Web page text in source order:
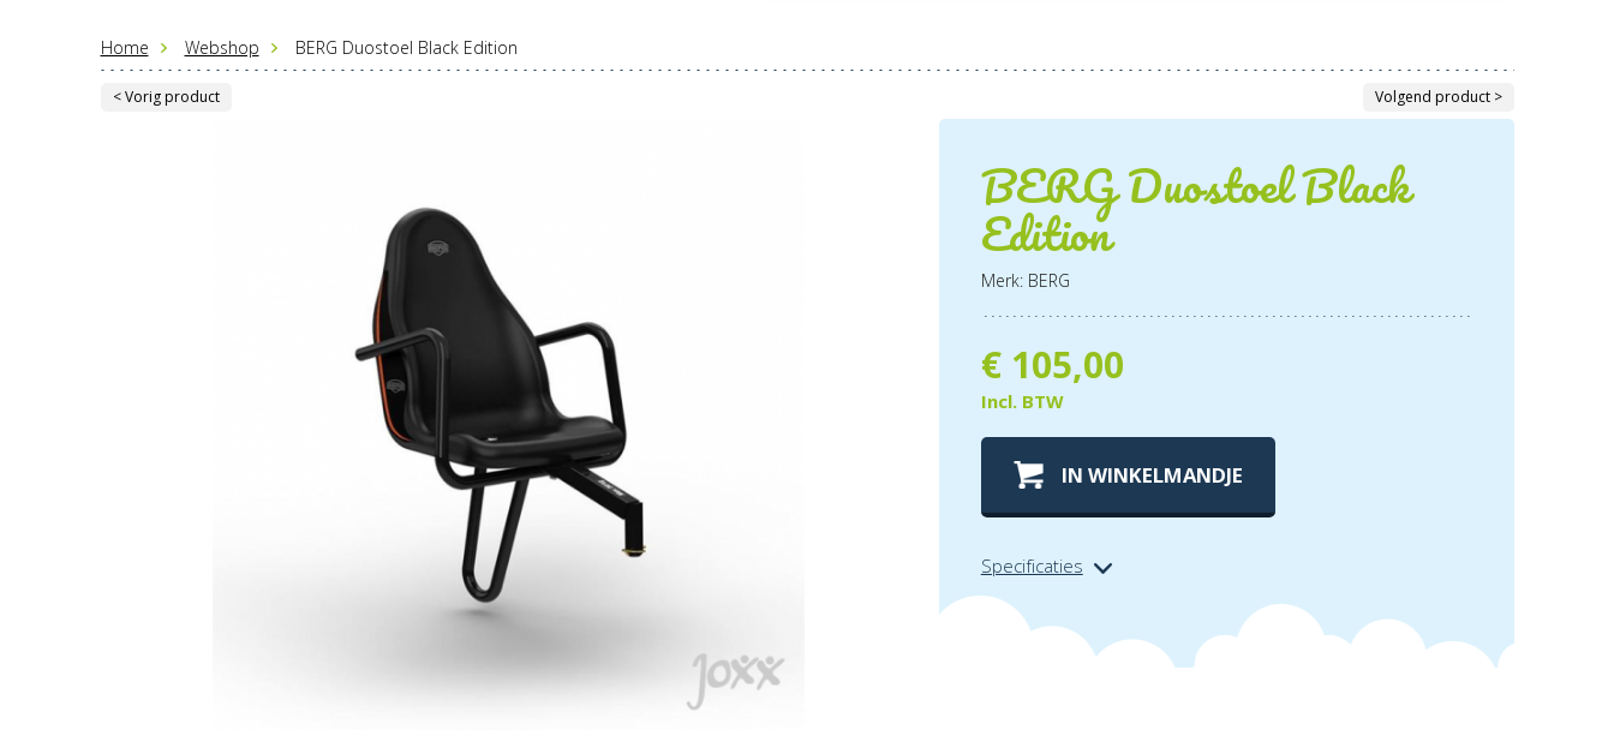
Home Webshop BERG Duostoel Black Edition
< Vorig product Volgend product >
BERG Duostoel Black
Edition
Merk: BERG
€ 105,00
Incl. BTW
IN WINKELMANDJE
Specificaties